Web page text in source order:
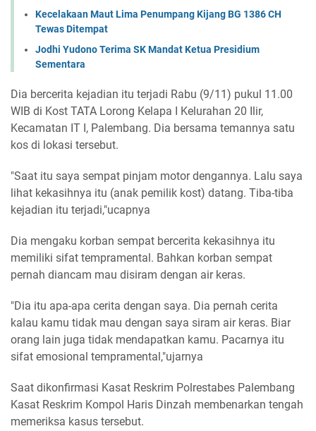
Kecelakaan Maut Lima Penumpang Kijang BG 1386 CH
Tewas Ditempat
Jodhi Yudono Terima SK Mandat Ketua Presidium
Sementara
Dia bercerita kejadian itu terjadi Rabu (9/11) pukul 11.00
WIB di Kost TATA Lorong Kelapa I Kelurahan 20 Ilir,
Kecamatan IT I, Palembang. Dia bersama temannya satu
kos di lokasi tersebut.
"Saat itu saya sempat pinjam motor dengannya. Lalu saya
lihat kekasihnya itu (anak pemilik kost) datang. Tiba-tiba
kejadian itu terjadi,"ucapnya
Dia mengaku korban sempat bercerita kekasihnya itu
memiliki sifat tempramental. Bahkan korban sempat
pernah diancam mau disiram dengan air keras.
"Dia itu apa-apa cerita dengan saya. Dia pernah cerita
kalau kamu tidak mau dengan saya siram air keras. Biar
orang lain juga tidak mendapatkan kamu. Pacarnya itu
sifat emosional tempramental,"ujarnya
Saat dikonfirmasi Kasat Reskrim Polrestabes Palembang
Kasat Reskrim Kompol Haris Dinzah membenarkan tengah
memeriksa kasus tersebut.